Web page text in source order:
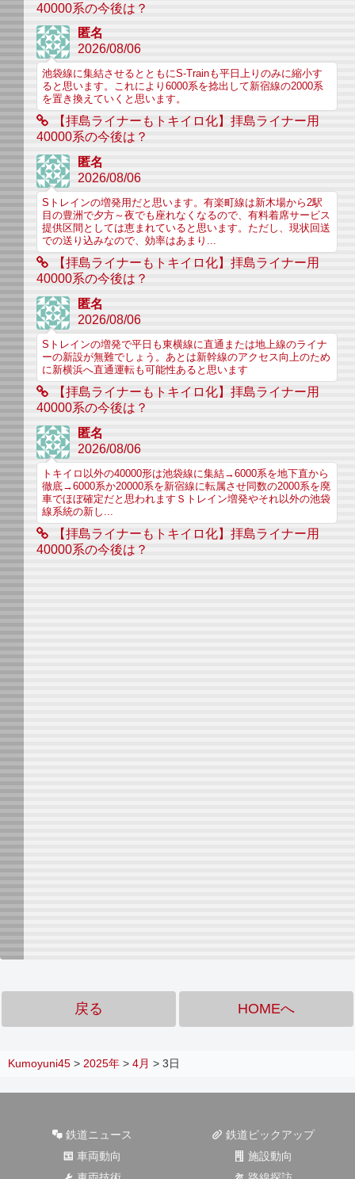
40000系の今後は？
匿名
2026/08/06
池袋線に集結させるとともにS-Trainも平日上りのみに縮小す
ると思います。これにより6000系を捻出して新宿線の2000系
を置き換えていくと思います。
【拝島ライナーもトキイロ化】拝島ライナー用
40000系の今後は？
匿名
2026/08/06
Sトレインの増発用だと思います。有楽町線は新木場から2駅
目の豊洲で夕方～夜でも座れなくなるので、有料着席サービス
提供区間としては恵まれていると思います。ただし、現状回送
での送り込みなので、効率はあまり...
【拝島ライナーもトキイロ化】拝島ライナー用
40000系の今後は？
匿名
2026/08/06
Sトレインの増発で平日も東横線に直通または地上線のライナ
ーの新設が無難でしょう。あとは新幹線のアクセス向上のため
に新横浜へ直通運転も可能性あると思います
【拝島ライナーもトキイロ化】拝島ライナー用
40000系の今後は？
匿名
2026/08/06
トキイロ以外の40000形は池袋線に集結→6000系を地下直から
徹底→6000系か20000系を新宿線に転属させ同数の2000系を廃
車でほぼ確定だと思われますＳトレイン増発やそれ以外の池袋
線系統の新し...
【拝島ライナーもトキイロ化】拝島ライナー用
40000系の今後は？
戻る HOMEへ
Kumoyuni45 > 2025年 > 4月 > 3日
鉄道ニュース
鉄道ピックアップ
車両動向
施設動向